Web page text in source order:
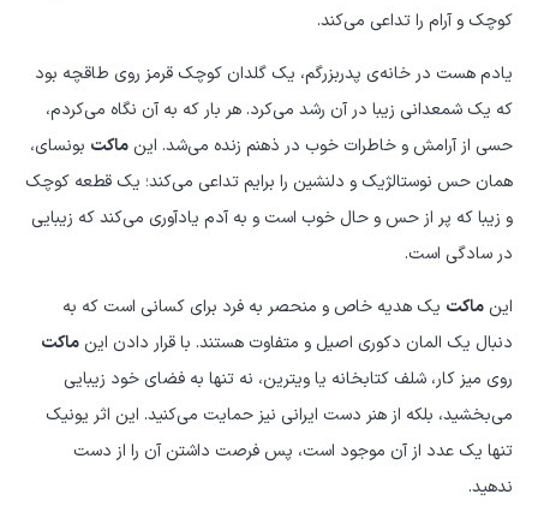
کوچک و آرام را تداعی می‌کند.
یادم هست در خانه‌ی پدربزرگم، یک گلدان کوچک قرمز روی طاقچه بود
که یک شمعدانی زیبا در آن رشد می‌کرد. هر بار که به آن نگاه می‌کردم،
حسی از آرامش و خاطرات خوب در ذهنم زنده می‌شد. این ماکت بونسای،
همان حس نوستالژیک و دلنشین را برایم تداعی می‌کند؛ یک قطعه کوچک
و زیبا که پر از حس و حال خوب است و به آدم یادآوری می‌کند که زیبایی
در سادگی است.
این ماکت یک هدیه خاص و منحصر به فرد برای کسانی است که به
دنبال یک المان دکوری اصیل و متفاوت هستند. با قرار دادن این ماکت
روی میز کار، شلف کتابخانه یا ویترین، نه تنها به فضای خود زیبایی
می‌بخشید، بلکه از هنر دست ایرانی نیز حمایت می‌کنید. این اثر یونیک
تنها یک عدد از آن موجود است، پس فرصت داشتن آن را از دست
ندهید.